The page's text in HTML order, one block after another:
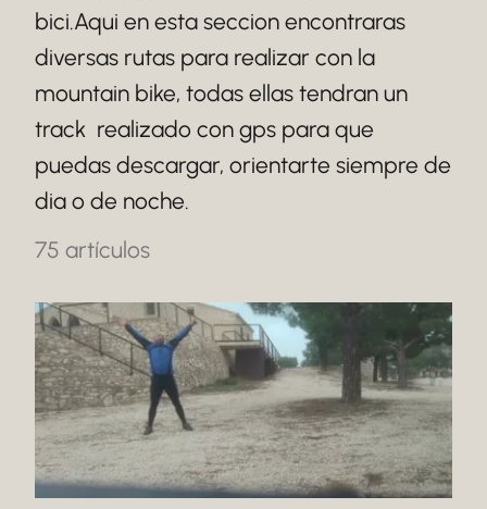
bici.Aqui en esta seccion encontraras
diversas rutas para realizar con la
mountain bike, todas ellas tendran un
track realizado con gps para que
puedas descargar, orientarte siempre de
dia o de noche.
75 artículos